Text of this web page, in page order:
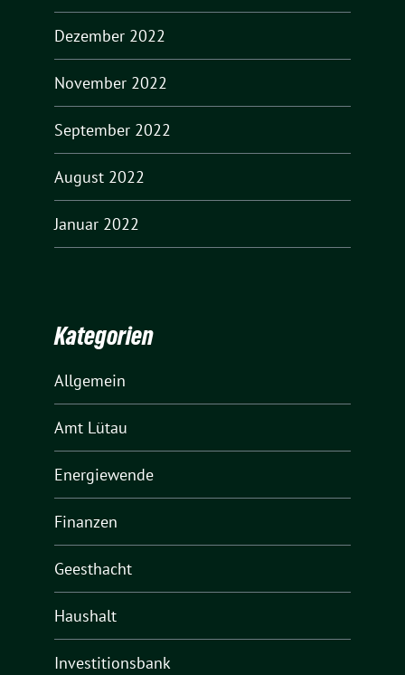
Dezember 2022
November 2022
September 2022
August 2022
Januar 2022
Kategorien
Allgemein
Amt Lütau
Energiewende
Finanzen
Geesthacht
Haushalt
Investitionsbank